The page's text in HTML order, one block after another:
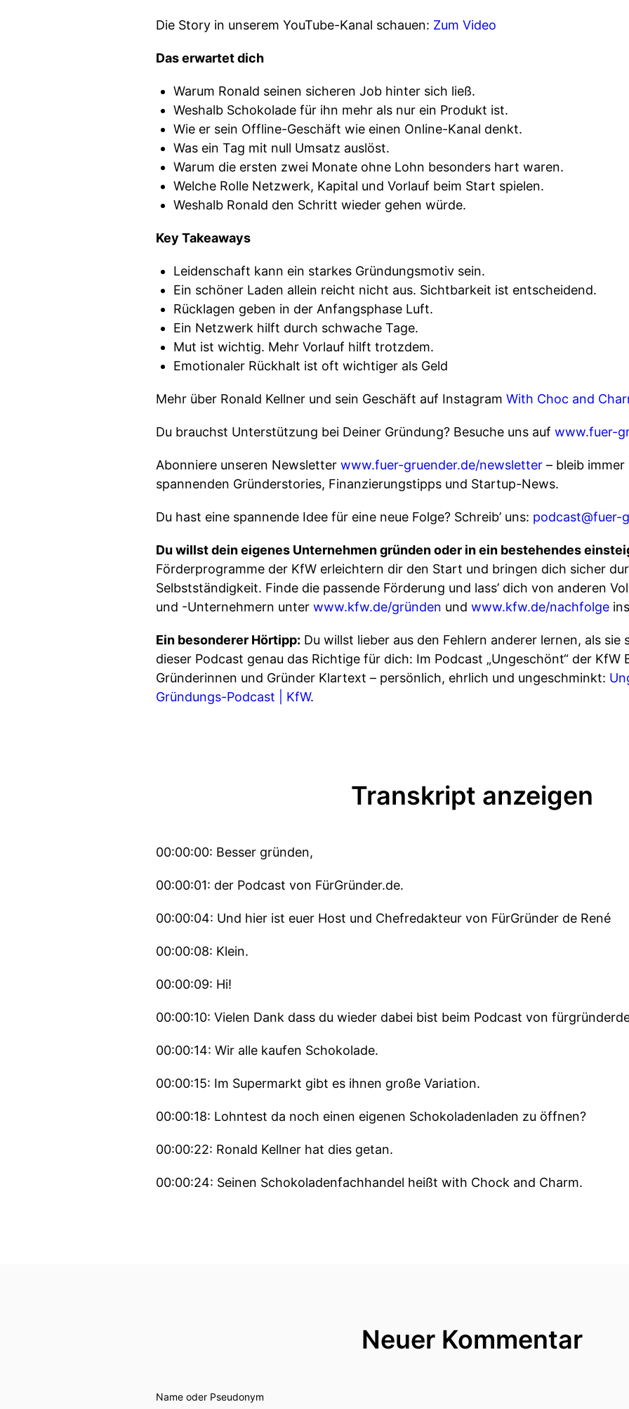
Die Story in unserem YouTube-Kanal schauen: Zum Video
Das erwartet dich
Warum Ronald seinen sicheren Job hinter sich ließ.
Weshalb Schokolade für ihn mehr als nur ein Produkt ist.
Wie er sein Offline-Geschäft wie einen Online-Kanal denkt.
Was ein Tag mit null Umsatz auslöst.
Warum die ersten zwei Monate ohne Lohn besonders hart waren.
Welche Rolle Netzwerk, Kapital und Vorlauf beim Start spielen.
Weshalb Ronald den Schritt wieder gehen würde.
Key Takeaways
Leidenschaft kann ein starkes Gründungsmotiv sein.
Ein schöner Laden allein reicht nicht aus. Sichtbarkeit ist entscheidend.
Rücklagen geben in der Anfangsphase Luft.
Ein Netzwerk hilft durch schwache Tage.
Mut ist wichtig. Mehr Vorlauf hilft trotzdem.
Emotionaler Rückhalt ist oft wichtiger als Geld
Mehr über Ronald Kellner und sein Geschäft auf Instagram With Choc and
Du brauchst Unterstützung bei Deiner Gründung? Besuche uns auf www.fuer-
Abonniere unseren Newsletter www.fuer-gruender.de/newsletter – bleib
spannenden Gründerstories, Finanzierungstipps und Startup-News.
Du hast eine spannende Idee für eine neue Folge? Schreib’ uns: podcast@fuer-
Du willst dein eigenes Unternehmen gründen oder in ein bestehendes
Förderprogramme der KfW erleichtern dir den Start und bringen dich sicher
Selbstständigkeit. Finde die passende Förderung und lass’ dich von anderen
und -Unternehmern unter www.kfw.de/gründen und www.kfw.de/nachfolge
Ein besonderer Hörtipp: Du willst lieber aus den Fehlern anderer lernen, als sie
dieser Podcast genau das Richtige für dich: Im Podcast „Ungeschönt“ der KfW
Gründerinnen und Gründer Klartext – persönlich, ehrlich und ungeschminkt:
Gründungs-Podcast | KfW.
Transkript anzeigen
00:00:00: Besser gründen,
00:00:01: der Podcast von FürGründer.de.
00:00:04: Und hier ist euer Host und Chefredakteur von FürGründer de René
00:00:08: Klein.
00:00:09: Hi!
00:00:10: Vielen Dank dass du wieder dabei bist beim Podcast von
00:00:14: Wir alle kaufen Schokolade.
00:00:15: Im Supermarkt gibt es ihnen große Variation.
00:00:18: Lohntest da noch einen eigenen Schokoladenladen zu öffnen?
00:00:22: Ronald Kellner hat dies getan.
00:00:24: Seinen Schokoladenfachhandel heißt with Chock and Charm.
00:00:40: Ronald hatte eine ziemlich eindeutige Antwort.
00:00:46: irgendwann gemerkt ich möchte mein eigener Herr sein.
Neuer Kommentar
Name oder Pseudonym